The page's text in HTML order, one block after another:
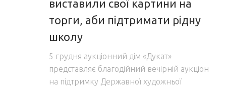
виставили свої картини на
торги, аби підтримати рідну
школу
5 грудня аукціонний дім «Дукат»
представляє благодійний вечірній аукціон
на підтримку Державної художньої